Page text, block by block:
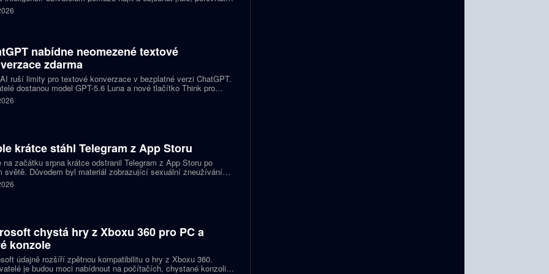
nebo vybrat kulturní akci. Mapy navíc mohou čerpat informace z
a Kalendáře Google.
nabídne neomezené textové
zdarma
ruší limity pro textové konverzace v bezplatné verzi ChatGPT.
dostanou model GPT-5.6 Luna a nové tlačítko Think pro
otázky. Předplatitelům Plus a Pro firma zpřístupňuje upravený
Sol spolu s posuvníkem, který nastaví intenzitu přemýšlení.
krátce stáhl Telegram z App Storu
na začátku srpna krátce odstranil Telegram z App Storu po
světě. Důvodem byl materiál zobrazující sexuální zneužívání
podle firmy sdílel jeden uživatel. Telegram účet rychle
a aplikace se ještě během stejného dne do obchodu vrátila.
chystá hry z Xboxu 360 pro PC a
konzole
údajně rozšíří zpětnou kompatibilitu o hry z Xboxu 360.
je budou moci nabídnout na počítačích, chystané konzoli